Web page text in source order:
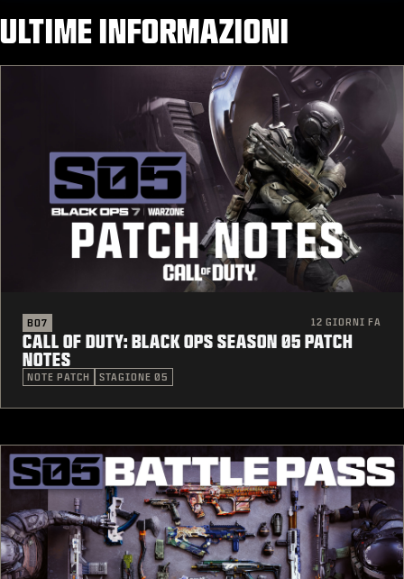
ULTIME INFORMAZIONI
BO7 12 GIORNI FA
CALL OF DUTY: BLACK OPS SEASON 05 PATCH
NOTES
NOTE PATCH STAGIONE 05